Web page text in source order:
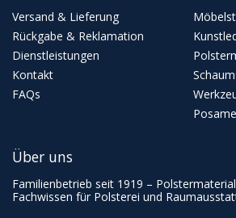
Versand & Lieferung
Rückgabe & Reklamation
Dienstleistungen
Kontakt
FAQs
Über uns
Familienbetrieb seit 1919 –
Fachwissen für Polsterei und